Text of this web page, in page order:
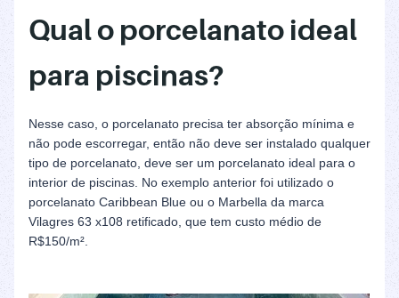
Qual o porcelanato ideal
para piscinas?
Nesse caso, o porcelanato precisa ter absorção mínima e
não pode escorregar, então não deve ser instalado qualquer
tipo de porcelanato, deve ser um porcelanato ideal para o
interior de piscinas. No exemplo anterior foi utilizado o
porcelanato Caribbean Blue ou o Marbella da marca
Vilagres 63 x108 retificado, que tem custo médio de
R$150/m².